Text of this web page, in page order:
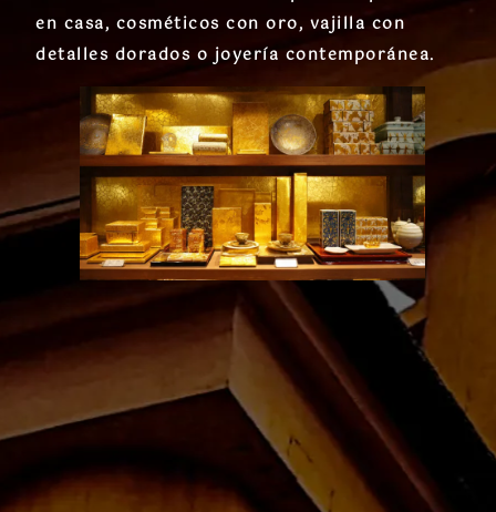
en casa, cosméticos con oro, vajilla con
detalles dorados o joyería contemporánea.